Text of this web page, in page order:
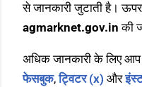
से जानकारी जुटाती है। ऊपर
agmarknet.gov.in की
अधिक जानकारी के लिए आप
फेसबुक,ट्विटर (x) और